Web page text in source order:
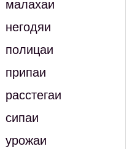
негодяи
полицаи
припаи
расстегаи
сипаи
урожаи